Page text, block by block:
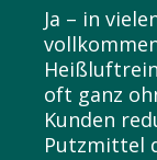
Ja – in
oft ganz
Kunden
Putzmittel